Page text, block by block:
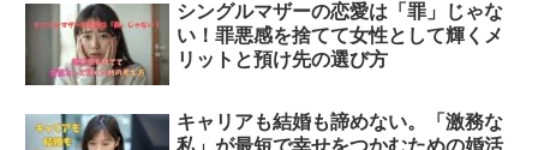
シングルマザーの恋愛は「罪」じゃな
い！罪悪感を捨てて女性として輝くメ
リットと預け先の選び方
キャリアも結婚も諦めない。「激務な
私」が最短で幸せをつかむための婚活